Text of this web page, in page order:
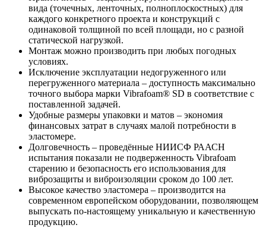
вида (точечных, ленточных, полноплоскостных) для
каждого конкретного проекта и конструкций с
одинаковой толщиной по всей площади, но с разной
статической нагрузкой.
Монтаж можно производить при любых погодных
условиях.
Исключение эксплуатации недогруженного или
перегруженного материала – доступность максимально
точного выбора марки Vibrafoam® SD в соответствие с
поставленной задачей.
Удобные размеры упаковки и матов – экономия
финансовых затрат в случаях малой потребности в
эластомере.
Долговечность – проведённые НИИСФ РААСН
испытания показали не подверженность Vibrafoam
старению и безопасность его использования для
виброзащиты и виброизоляции сроком до 100 лет.
Высокое качество эластомера – производится на
современном европейском оборудовании, позволяющем
выпускать по-настоящему уникальную и качественную
продукцию.